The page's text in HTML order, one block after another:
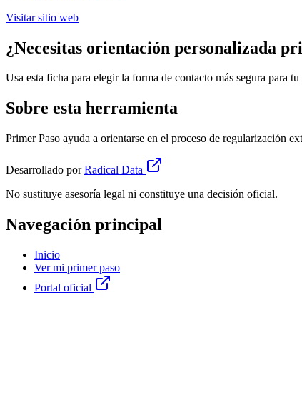
Visitar sitio web
¿Necesitas orientación personalizada
Usa esta ficha para elegir la forma de contacto más segura para
Sobre esta herramienta
Primer Paso ayuda a orientarse en el proceso de regularización
Desarrollado porRadical Data
No sustituye asesoría legal ni constituye una decisión oficial.
Navegación principal
Inicio
Ver mi primer paso
Portal oficial